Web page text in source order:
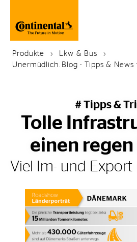
Produkte
Lkw & Bus
Unermüdlich.Blog - Tipps & News
# Tipps &
Tolle
einen regen
Viel Im- und